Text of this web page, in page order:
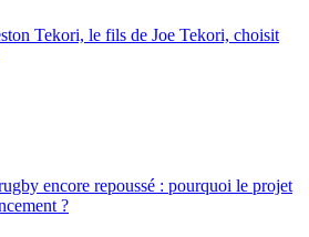
Tekori, le fils de Joe Tekori, choisit
encore repoussé : pourquoi le projet
?